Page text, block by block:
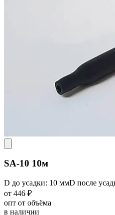
SA-10 10м
D до усадки: 10 ммD после
от 446 ₽
опт от объёма
в наличии